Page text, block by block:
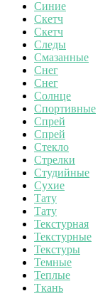
Синие
Скетч
Скетч
Следы
Смазанные
Снег
Снег
Солнце
Спортивные
Спрей
Спрей
Стекло
Стрелки
Студийные
Сухие
Тату
Тату
Текстурная
Текстурные
Текстуры
Темные
Теплые
Ткань